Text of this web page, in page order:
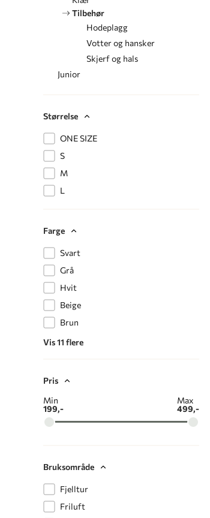
Tilbehør
Hodeplagg
Votter og hansker
Skjerf og hals
Junior
Størrelse
ONE SIZE
S
M
L
Farge
Svart
Grå
Hvit
Beige
Brun
Vis 11 flere
Pris
Min
199,-
Max
499,-
Bruksområde
Fjelltur
Friluft